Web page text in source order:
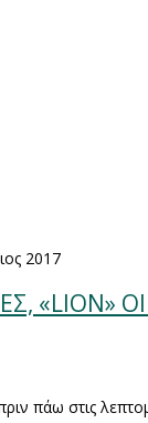
2017
πάω στις